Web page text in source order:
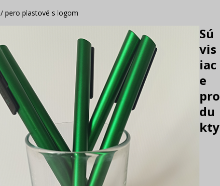
/ pero plastové s logom
Sú
vis
iac
e
pro
du
kty